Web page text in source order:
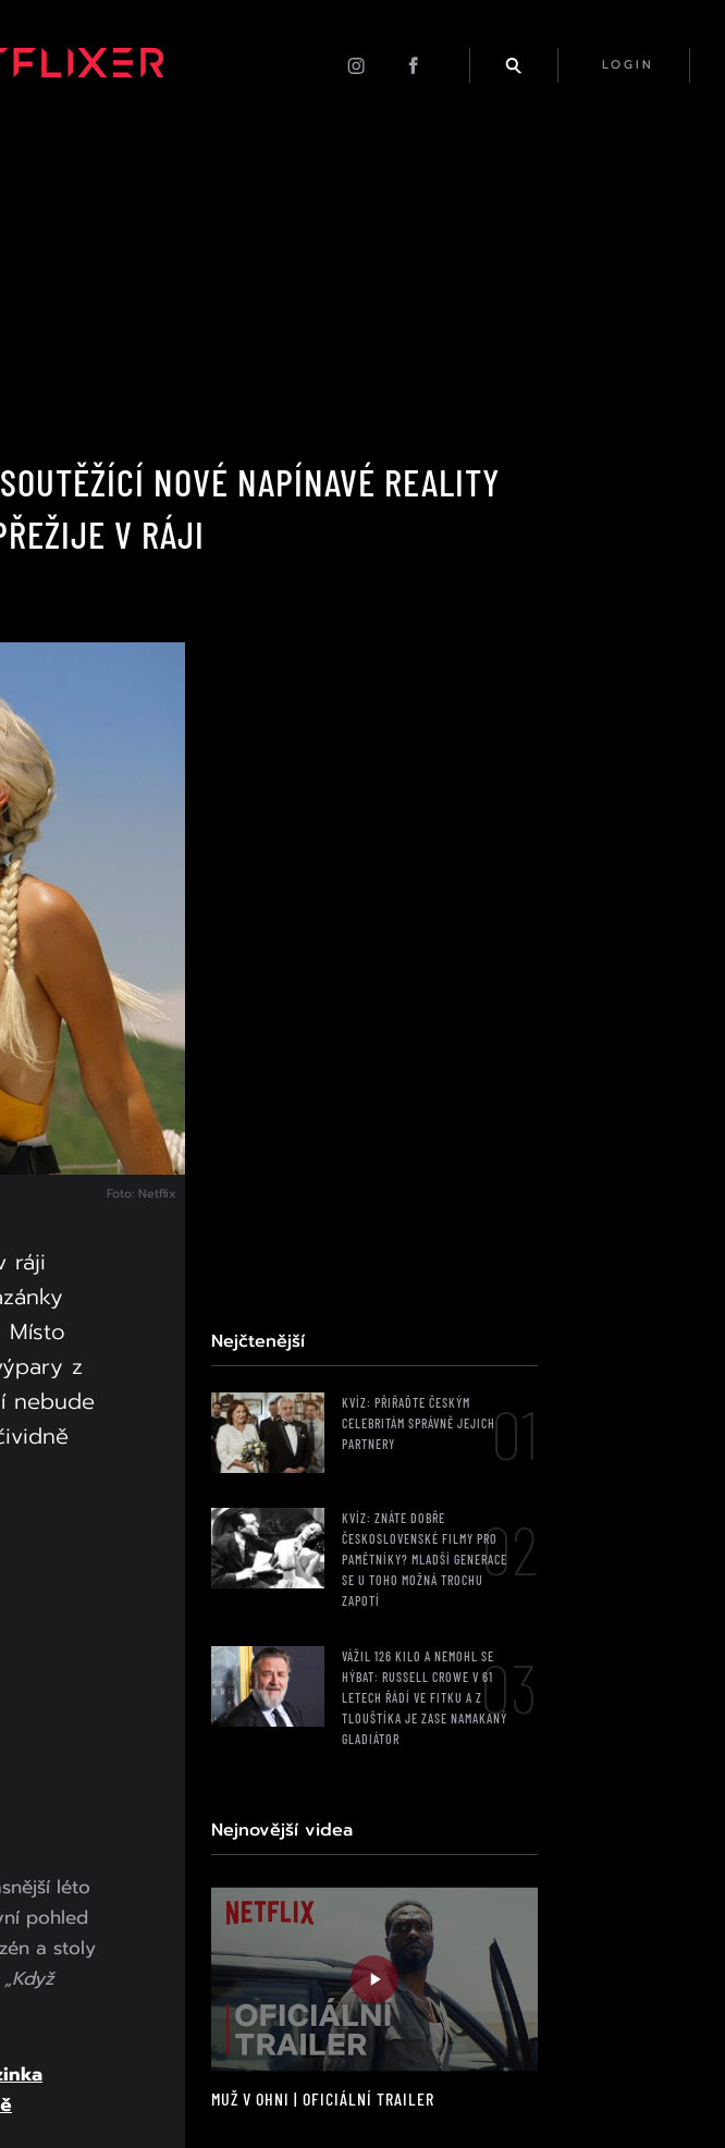
LOGIN
NOVÉ NAPÍNAVÉ REALITY
V RÁJI
Foto: Netflix
ráji
Místo
z
nebude
léto
pohled
a stoly
„Když
Nejčtenější
KVÍZ: PŘIŘAĎTE ČESKÝM
CELEBRITÁM SPRÁVNĚ JEJICH
PARTNERY
01
KVÍZ: ZNÁTE DOBŘE
ČESKOSLOVENSKÉ FILMY PRO
PAMĚTNÍKY? MLADŠÍ GENERACE
SE U TOHO MOŽNÁ TROCHU
ZAPOTÍ
02
VÁŽIL 126 KILO A NEMOHL SE
HÝBAT: RUSSELL CROWE V 61
LETECH ŘÁDÍ VE FITKU A Z
TLOUŠTÍKA JE ZASE NAMAKANÝ
GLADIÁTOR
03
Nejnovější videa
MUŽ V OHNI | OFICIÁLNÍ TRAILER